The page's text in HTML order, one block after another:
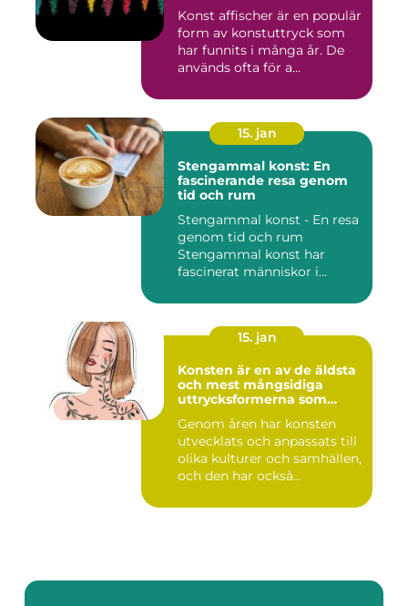
Konst affischer är en populär
form av konstuttryck som
har funnits i många år. De
används ofta för a...
15. jan
Stengammal konst: En
fascinerande resa genom
tid och rum
Stengammal konst - En resa
genom tid och rum
Stengammal konst har
fascinerat människor i
15. jan
Konsten är en av de äldsta
och mest mångsidiga
uttrycksformerna som
Genom åren har konsten
utvecklats och anpassats till
olika kulturer och samhällen,
och den har också...